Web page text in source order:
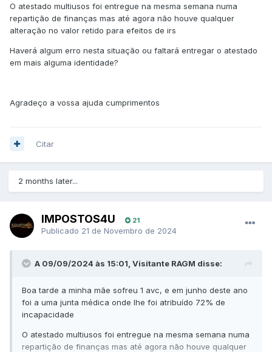
O atestado multiusos foi entregue na mesma semana numa
repartição de finanças mas até agora não houve qualquer
alteração no valor retido para efeitos de irs
Haverá algum erro nesta situação ou faltará entregar o atestado
em mais alguma identidade?
Agradeço a vossa ajuda cumprimentos
Citar
2 months later...
IMPOSTOS4U 21
Publicado 21 de Novembro de 2024
A 09/09/2024 às 15:01, Visitante RAGM disse:
Boa tarde a minha mãe sofreu 1 avc, e em junho deste ano
foi a uma junta médica onde lhe foi atribuído 72% de
incapacidade
O atestado multiusos foi entregue na mesma semana numa
repartição de finanças mas até agora não houve qualquer